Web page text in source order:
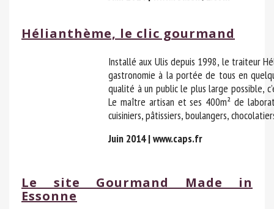
Hélianthème, le clic gourmand
Installé aux Ulis depuis 1998, le traiteur
gastronomie à la portée de tous en
qualité à un public le plus large possible,
Le maître artisan et ses 400m² de
cuisiniers, pâtissiers, boulangers,
Juin 2014 | www.caps.fr
Le site Gourmand Made in
Essonne